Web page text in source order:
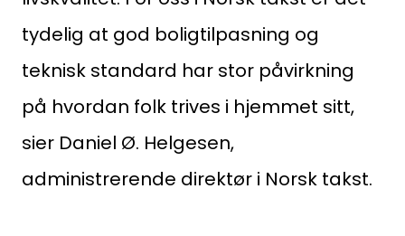
tydelig at god boligtilpasning og
teknisk standard har stor påvirkning
på hvordan folk trives i hjemmet sitt,
sier Daniel Ø. Helgesen,
administrerende direktør i Norsk takst.